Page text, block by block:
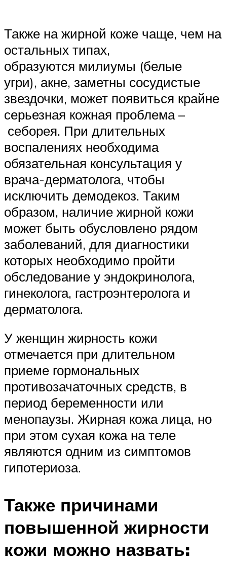
Также на жирной коже чаще, чем на
остальных типах,
образуются милиумы (белые
угри), акне, заметны сосудистые
звездочки, может появиться крайне
серьезная кожная проблема –
себорея. При длительных
воспалениях необходима
обязательная консультация у
врача-дерматолога, чтобы
исключить демодекоз. Таким
образом, наличие жирной кожи
может быть обусловлено рядом
заболеваний, для диагностики
которых необходимо пройти
обследование у эндокринолога,
гинеколога, гастроэнтеролога и
дерматолога.
У женщин жирность кожи
отмечается при длительном
приеме гормональных
противозачаточных средств, в
период беременности или
менопаузы. Жирная кожа лица, но
при этом сухая кожа на теле
являются одним из симптомов
гипотериоза.
Также причинами
повышенной жирности
кожи можно назвать: